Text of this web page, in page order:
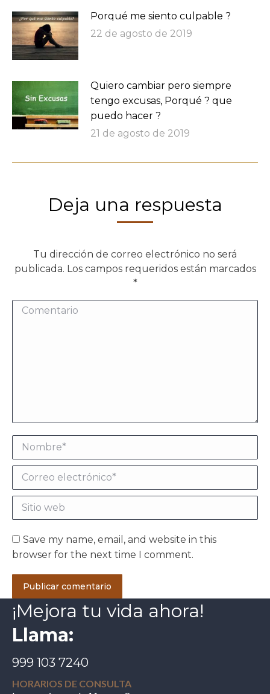
Porqué me siento culpable ?
22 de agosto de 2019
Quiero cambiar pero siempre
tengo excusas, Porqué ? que
puedo hacer ?
21 de agosto de 2019
Deja una respuesta
Tu dirección de correo electrónico no será
publicada. Los campos requeridos están marcados
*
Comentario
Nombre *
Correo electrónico *
Sitio web
Save my name, email, and website in this
browser for the next time I comment.
Publicar comentario
¡Mejora tu vida ahora!
Llama:
999 103 7240
HORARIOS DE CONSULTA